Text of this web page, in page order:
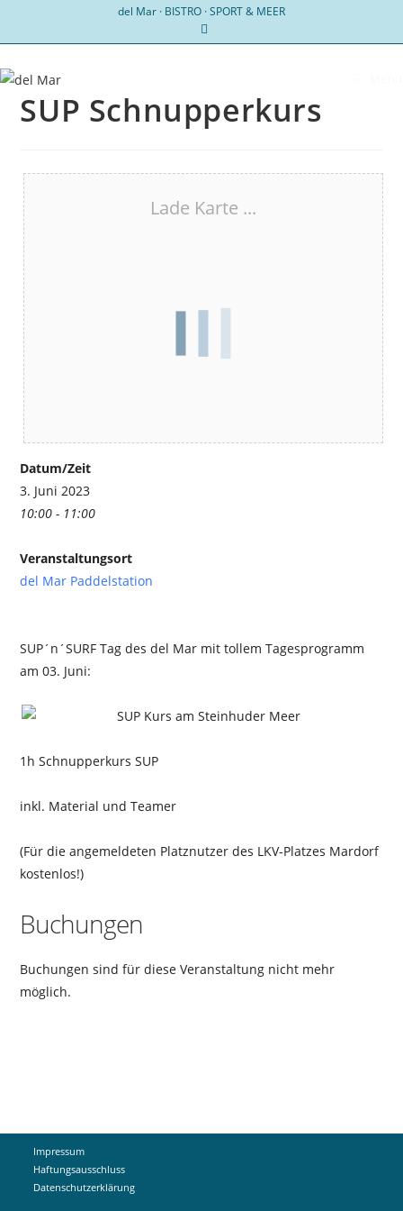
del Mar · BISTRO · SPORT & MEER
SUP Schnupperkurs
Lade Karte ...
Datum/Zeit
3. Juni 2023
10:00 - 11:00
Veranstaltungsort
del Mar Paddelstation
SUP´n´SURF Tag des del Mar mit tollem Tagesprogramm
am 03. Juni:
1h Schnupperkurs SUP
inkl. Material und Teamer
(Für die angemeldeten Platznutzer des LKV-Platzes Mardorf
kostenlos!)
Buchungen
Buchungen sind für diese Veranstaltung nicht mehr
möglich.
Impressum
Haftungsausschluss
Datenschutzerklärung